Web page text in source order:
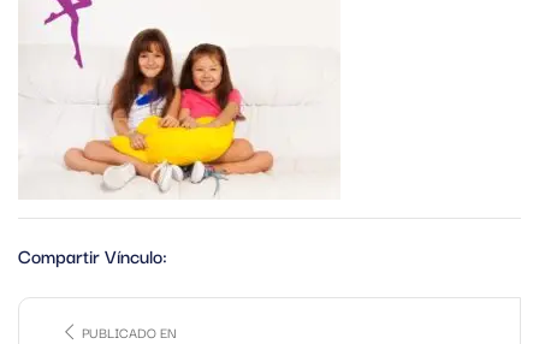
Compartir Vínculo:
PUBLICADO EN